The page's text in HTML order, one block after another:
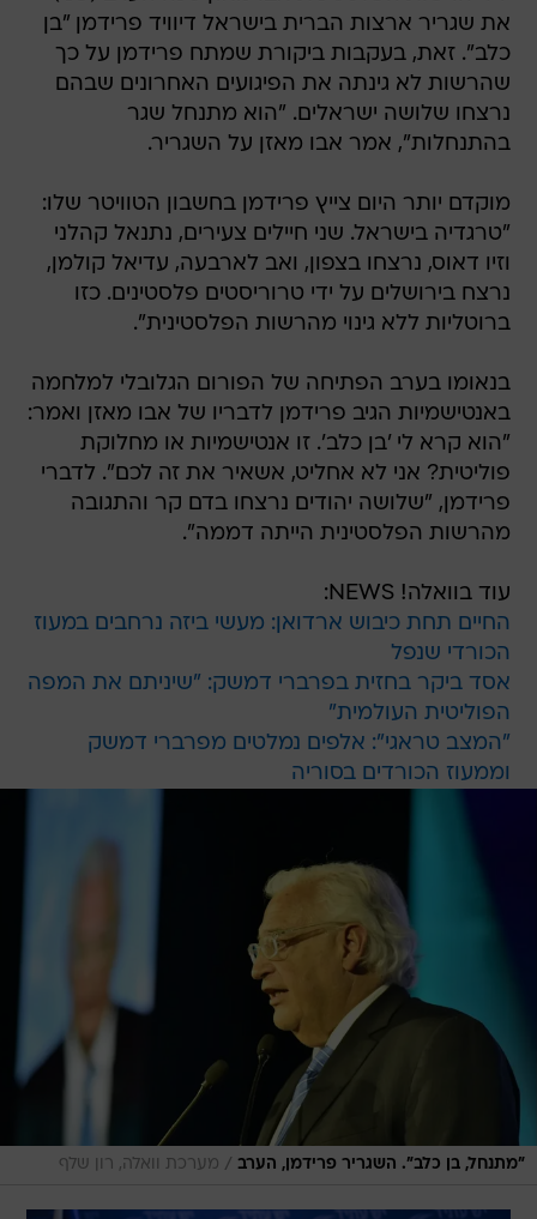
את שגריר ארצות הברית בישראל דיוויד פרידמן "בן
כלב". זאת, בעקבות ביקורת שמתח פרידמן על כך
שהרשות לא גינתה את הפיגועים האחרונים שבהם
נרצחו שלושה ישראלים. "הוא מתנחל שגר
בהתנחלות", אמר אבו מאזן על השגריר.
מוקדם יותר היום צייץ פרידמן בחשבון הטוויטר שלו:
"טרגדיה בישראל. שני חיילים צעירים, נתנאל קהלני
וזיו דאוס, נרצחו בצפון, ואב לארבעה, עדיאל קולמן,
נרצח בירושלים על ידי טרוריסטים פלסטינים. כזו
ברוטליות ללא גינוי מהרשות הפלסטינית".
בנאומו בערב הפתיחה של הפורום הגלובלי למלחמה
באנטישמיות הגיב פרידמן לדבריו של אבו מאזן ואמר:
"הוא קרא לי 'בן כלב'. זו אנטישמיות או מחלוקת
פוליטית? אני לא אחליט, אשאיר את זה לכם". לדברי
פרידמן, "שלושה יהודים נרצחו בדם קר והתגובה
מהרשות הפלסטינית הייתה דממה".
עוד בוואלה! NEWS:
החיים תחת כיבוש ארדואן: מעשי ביזה נרחבים במעוז
הכורדי שנפל
אסד ביקר בחזית בפרברי דמשק: "שיניתם את המפה
הפוליטית העולמית"
"המצב טראגי": אלפים נמלטים מפרברי דמשק
וממעוז הכורדים בסוריה
"מתנחל, בן כלב". השגריר פרידמן, הערב / מערכת וואלה, רון שלף